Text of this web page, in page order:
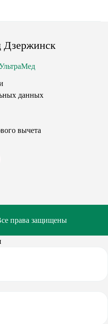
данных
вычета
права защищены